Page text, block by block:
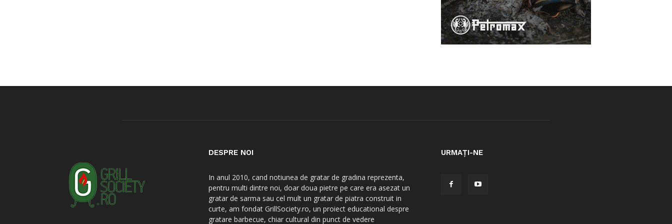
DESPRE NOI
In anul 2010, cand notiunea de gratar de gradina reprezenta,
pentru multi dintre noi, doar doua pietre pe care era asezat un
gratar de sarma sau cel mult un gratar de piatra construit in
curte, am fondat GrillSociety.ro, un proiect educational despre
gratare barbecue, chiar cultural din punct de vedere
URMAȚI-NE